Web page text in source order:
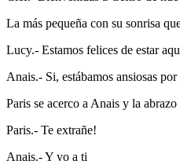
La más pequeña con su sonrisa
Lucy.- Estamos felices de estar
Anais.- Si, estábamos ansiosas por
Paris se acerco a Anais y la
Paris.- Te extrañe!
Anais.- Y yo a ti